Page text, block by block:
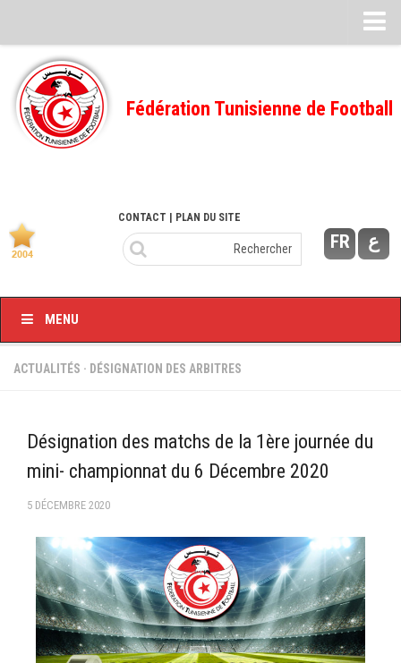
Feuille de match
FMI – 2022/2023
Ligue I – 2022/2023
Ligue I – 2020/2021
Ligue I – 2019/2020
Feuilles de match 2018/2019
Feuille de match 2017/2018
–Ligue I–
–Ligue II–
Feuille de match 2016/2017
-Ligue I-
-Ligue II-
-Ligue III-
Fédération Tunisienne de Football
FR ع
CONTACT | PLAN DU SITE
MENU
ACTUALITÉS · DÉSIGNATION DES ARBITRES
Désignation des matchs de la 1ère journée du
mini- championnat du 6 Décembre 2020
5 DÉCEMBRE 2020